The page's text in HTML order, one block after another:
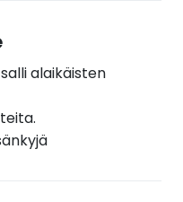
alaikäisten